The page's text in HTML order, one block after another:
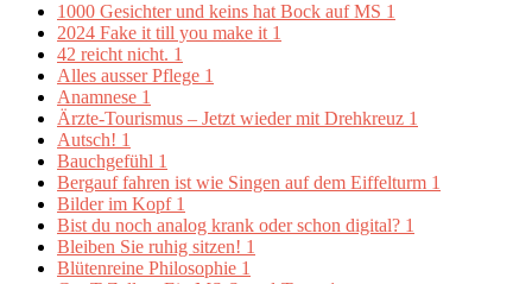
1000 Gesichter und keins hat Bock auf MS 1
2024 Fake it till you make it 1
42 reicht nicht. 1
Alles ausser Pflege 1
Anamnese 1
Ärzte-Tourismus – Jetzt wieder mit Drehkreuz 1
Autsch! 1
Bauchgefühl 1
Bergauf fahren ist wie Singen auf dem Eiffelturm 1
Bilder im Kopf 1
Bist du noch analog krank oder schon digital? 1
Bleiben Sie ruhig sitzen! 1
Blütenreine Philosophie 1